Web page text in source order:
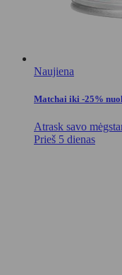
Naujiena
Matchai iki -25%
Atrask savo
Prieš 5 dienas